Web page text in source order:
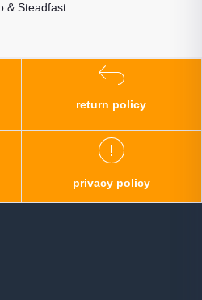
& Steadfast
return policy
privacy policy